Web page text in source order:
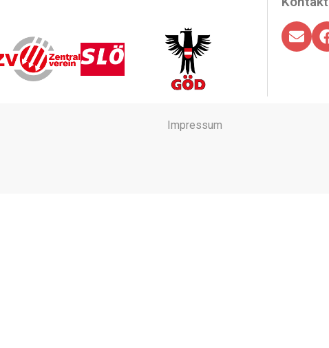
Impressum